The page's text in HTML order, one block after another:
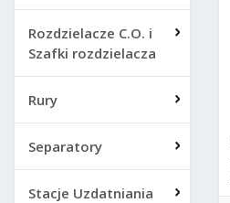
Rozdzielacze C.O. i
Szafki rozdzielacza
Rury
Separatory
Stacje Uzdatniania